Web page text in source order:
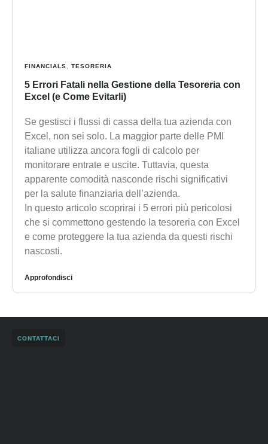
FINANCIALS TESORERIA
5 Errori Fatali nella Gestione della Tesoreria con
Excel (e Come Evitarli)
Se gestisci i flussi di cassa della tua azienda con
Excel, non sei solo. La maggior parte delle PMI
italiane utilizza ancora fogli di calcolo per
monitorare entrate e uscite. Tuttavia, questa
apparente comodità nasconde rischi significativi
per la salute finanziaria dell’azienda.
In questo articolo scoprirai i 5 errori più pericolosi
che si commettono gestendo la tesoreria con Excel
e come proteggere la tua azienda da questi rischi
nascosti.
Approfondisci
CONTATTACI